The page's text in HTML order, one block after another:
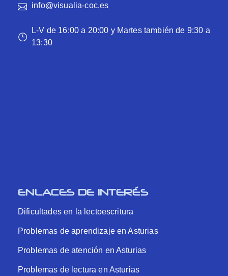
info@visualia-coc.es
L-V de 16:00 a 20:00 y Martes también de 9:30 a
13:30
ENLACES DE INTERÉS
Dificultades en la lectoescritura
Problemas de aprendizaje en Asturias
Problemas de atención en Asturias
Problemas de lectura en Asturias